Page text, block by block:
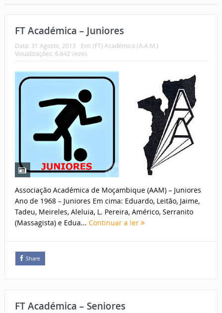
FT Académica – Juniores
Data: 31 Agosto, 2013 Em: (FT) Académica (A.A.M.)
Visualizações: 6.642 vezes
Associação Académica de Moçambique (AAM) – Juniores
Ano de 1968 – Juniores Em cima: Eduardo, Leitão, Jaime,
Tadeu, Meireles, Aleluia, L. Pereira, Américo, Serranito
(Massagista) e Edua... Continuar a ler
Share
FT Académica – Seniores